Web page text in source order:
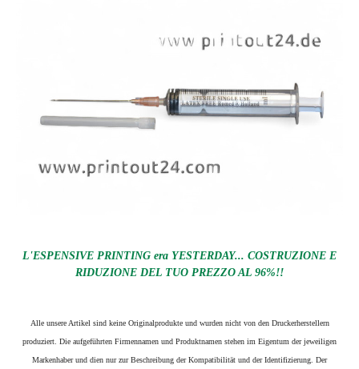
L'ESPENSIVE PRINTING era YESTERDAY... COSTRUZIONE E
RIDUZIONE DEL TUO PREZZO AL 96%!!
Alle unsere Artikel sind keine Originalprodukte und wurden nicht von den Druckerherstellern
produziert. Die aufgeführten Firmennamen und Produktnamen stehen im Eigentum der jeweiligen
Markenhaber und dien nur zur Beschreibung der Kompatibilität und der Identifizierung. Der